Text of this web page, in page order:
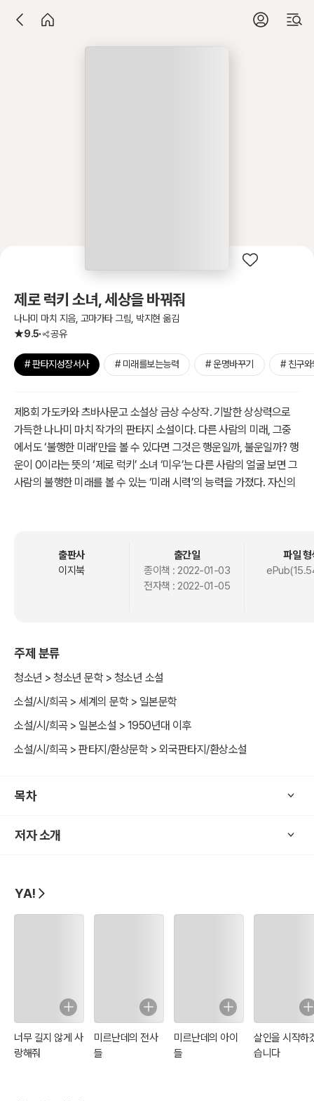
제로 럭키 소녀, 세상을 바꿔줘
나나미 마치 지음, 고마가타 그림, 박지현 옮김
9.5
공유
# 판타지성장서사 # 미래를보는능력 # 운명바꾸기 # 친구와
제8회 가도카와 츠바사문고 소설상 금상 수상작. 기발한 상상력으로
가득한 나나미 마치 작가의 판타지 소설이다. 다른 사람의 미래, 그중
에서도 ‘불행한 미래’만을 볼 수 있다면 그것은 행운일까, 불운일까? 행
운이 0이라는 뜻의 ‘제로 럭키’ 소녀 ‘미우’는 다른 사람의 얼굴 보면 그
사람의 불행한 미래를 볼 수 있는 ‘미래 시력’의 능력을 가졌다. 자신의
모험보다는 도피를 선택해 왔던 ‘미우’는 학교에서 우연히 같은 능력을
가진 소년, ‘다키시마’를 만나게 된다. ‘다키시마’가 ‘미우’의 능력을 한
눈에 알아보고 ‘미우’에게 은밀히 접근해 온 것. 평소와 같이 자신의 능
같은 능력을 가졌어도 늘 피하기만 했던 자신과 달리 ‘다키시마’는 ‘미
우’에게 함께 운명을 바꾸자며 손을 내민다. 자신감도, 용기도 ‘제로’이
던 ‘미우’는 망설이지만, 자신이 하려는 일에 확신을 가지고 있는 ‘다키
시마’의 모습에 마음이 이끌린다. 그리고 그때, ‘미우’는 자신의 동생
‘슈’에게서 불행한 미래를 본다. ‘슈’의 불행을 막기 위해 ‘미우’는 ‘미래
시력’을 갖게 된 이후 처음으로 행동에 나서는데…. ‘미우’는 외면하기
출판사
이지북
출간일
종이책 : 2022-01-03
전자책 : 2022-01-05
파일 형
주제 분류
청소년 > 청소년 문학 > 청소년 소설
소설/시/희곡 > 세계의 문학 > 일본문학
소설/시/희곡 > 일본소설 > 1950년대 이후
소설/시/희곡 > 판타지/환상문학 > 외국판타지/환상소설
목차
저자 소개
YA!
너무 길지 않게 사
랑해줘
미르난데의 전사
들
미르난데의 아이
들
살인을 시작하
습니다